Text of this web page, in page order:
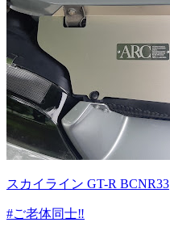
スカイライン GT-R BCNR33
#ご老体同士‼️